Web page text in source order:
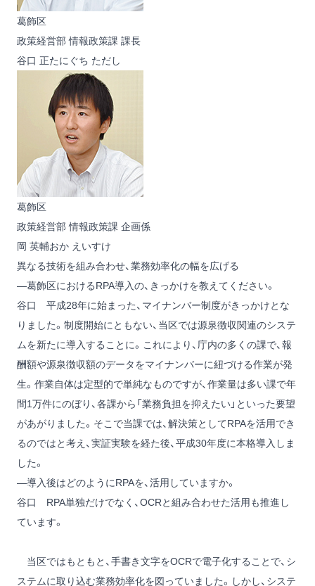
葛飾区
政策経営部 情報政策課 課長
谷口 正たにぐち ただし
葛飾区
政策経営部 情報政策課 企画係
岡 英輔おか えいすけ
異なる技術を組み合わせ、業務効率化の幅を広げる
―葛飾区におけるRPA導入の、きっかけを教えてください。
谷口
平成28年に始まった、マイナンバー制度がきっかけとな
りました。制度開始にともない、当区では源泉徴収関連のシステ
ムを新たに導入することに。これにより、庁内の多くの課で、報
酬額や源泉徴収額のデータをマイナンバーに紐づける作業が発
生。作業自体は定型的で単純なものですが、作業量は多い課で年
間1万件にのぼり、各課から「業務負担を抑えたい」といった要望
があがりました。そこで当課では、解決策としてRPAを活用でき
るのではと考え、実証実験を経た後、平成30年度に本格導入しま
した。
―導入後はどのようにRPAを、活用していますか。
谷口
RPA単独だけでなく、OCRと組み合わせた活用も推進し
ています。
当区ではもともと、手書き文字をOCRで電子化することで、シ
ステムに取り込む業務効率化を図っていました。しかし、システ